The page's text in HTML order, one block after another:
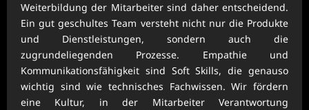
Weiterbildung der Mitarbeiter sind daher entscheidend.
Ein gut geschultes Team versteht nicht nur die Produkte
und Dienstleistungen, sondern auch die
zugrundeliegenden Prozesse. Empathie und
Kommunikationsfähigkeit sind Soft Skills, die genauso
wichtig sind wie technisches Fachwissen. Wir fördern
eine Kultur, in der Mitarbeiter Verantwortung